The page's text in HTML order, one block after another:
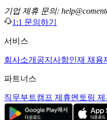
기업 제휴 문의:
1:1 문의하기
서비스
회사소개 공지사항인재 채용
파트너스
직무부트캠프 제휴멘토링 제